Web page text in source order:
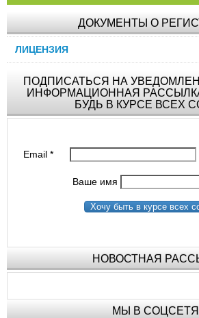
ДОКУМЕНТЫ О
ЛИЦЕНЗИЯ
ПОДПИСАТЬСЯ НА
ИНФОРМАЦИОННАЯ
БУДЬ В КУРСЕ ВСЕХ
Email*
Ваше имя
Хочу быть в курсе всех
НОВОСТНАЯ
МЫ В